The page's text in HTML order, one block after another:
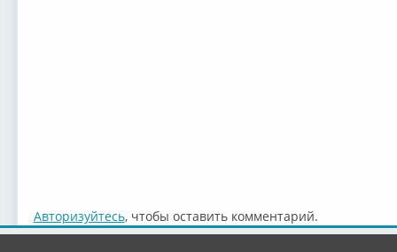
Авторизуйтесь, чтобы оставить комментарий.